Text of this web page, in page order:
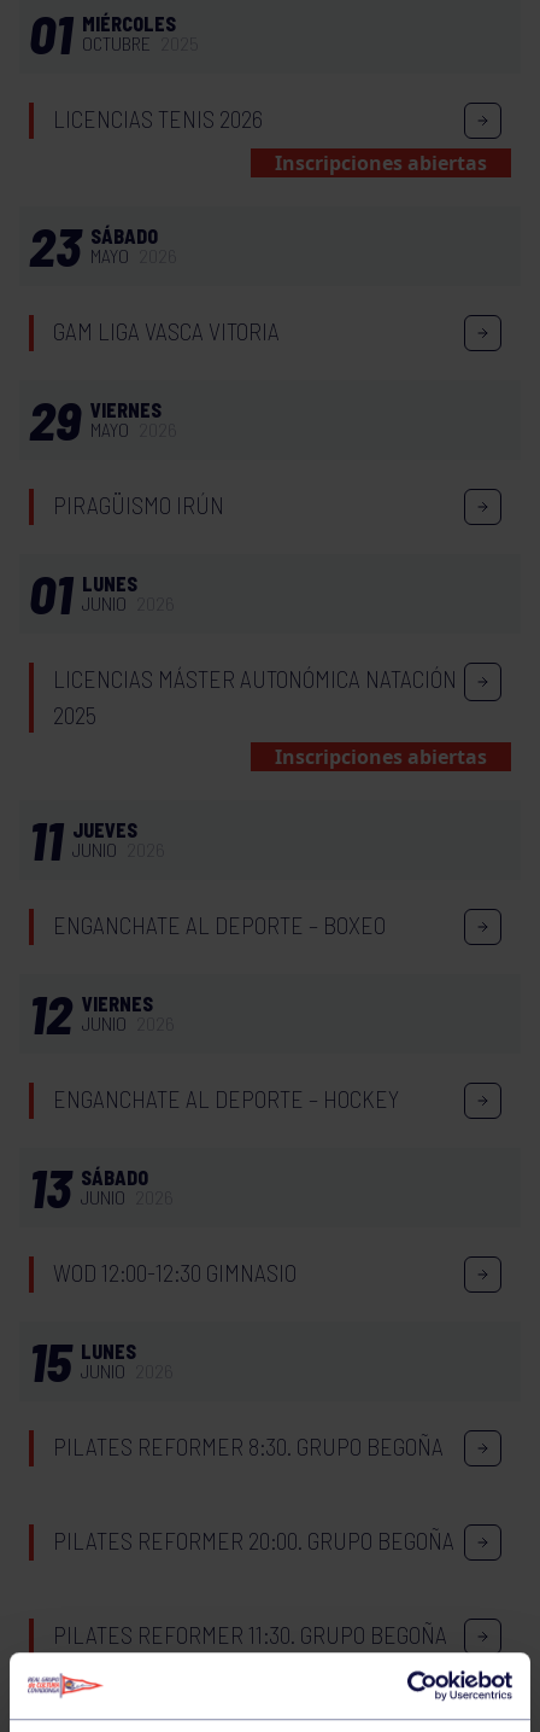
01 MIÉRCOLES
OCTUBRE
LICENCIAS TENIS 2026
Inscripciones abiertas
23 SÁBADO
MAYO
GAM LIGA VASCA VITORIA
29 VIERNES
MAYO
PIRAGÜISMO IRÚN
01 LUNES
JUNIO
LICENCIAS MÁSTER AUTONÓMICA NATACIÓN
2025
Inscripciones abiertas
11 JUEVES
JUNIO
ENGANCHATE AL DEPORTE – BOXEO
12 VIERNES
JUNIO
ENGANCHATE AL DEPORTE – HOCKEY
13 SÁBADO
JUNIO
WOD 12:00-12:30 GIMNASIO
15 LUNES
JUNIO
PILATES REFORMER 8:30. GRUPO BEGOÑA
PILATES REFORMER 20:00. GRUPO BEGOÑA
PILATES REFORMER 11:30. GRUPO BEGOÑA